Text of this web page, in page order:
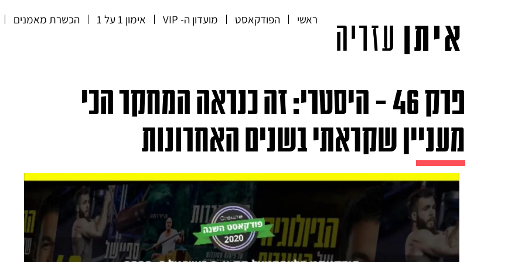
ראשי הפודקאסט מועדון ה- VIP אימון 1 על 1 הכשרת מאמנים
פרק 46 – היסטרי: זה כנראה המחקר הכי
מעניין שקראתי בשנים האחרונות